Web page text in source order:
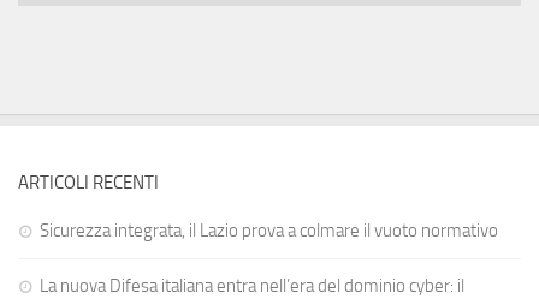
ARTICOLI RECENTI
Sicurezza integrata, il Lazio prova a colmare il vuoto normativo
La nuova Difesa italiana entra nell’era del dominio cyber: il